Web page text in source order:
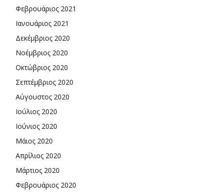
Φεβρουάριος 2021
Ιανουάριος 2021
Δεκέμβριος 2020
Νοέμβριος 2020
Οκτώβριος 2020
Σεπτέμβριος 2020
Αύγουστος 2020
Ιούλιος 2020
Ιούνιος 2020
Μάιος 2020
Απρίλιος 2020
Μάρτιος 2020
Φεβρουάριος 2020